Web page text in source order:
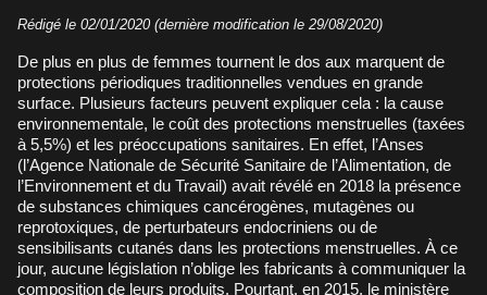
Rédigé le 02/01/2020 (dernière modification le 29/08/2020)
De plus en plus de femmes tournent le dos aux marquent de
protections périodiques traditionnelles vendues en grande
surface. Plusieurs facteurs peuvent expliquer cela : la cause
environnementale, le coût des protections menstruelles (taxées
à 5,5%) et les préoccupations sanitaires. En effet, l’Anses
(l’Agence Nationale de Sécurité Sanitaire de l’Alimentation, de
l’Environnement et du Travail) avait révélé en 2018 la présence
de substances chimiques cancérogènes, mutagènes ou
reprotoxiques, de perturbateurs endocriniens ou de
sensibilisants cutanés dans les protections menstruelles. À ce
jour, aucune législation n’oblige les fabricants à communiquer la
composition de leurs produits. Pourtant, en 2015, le ministère